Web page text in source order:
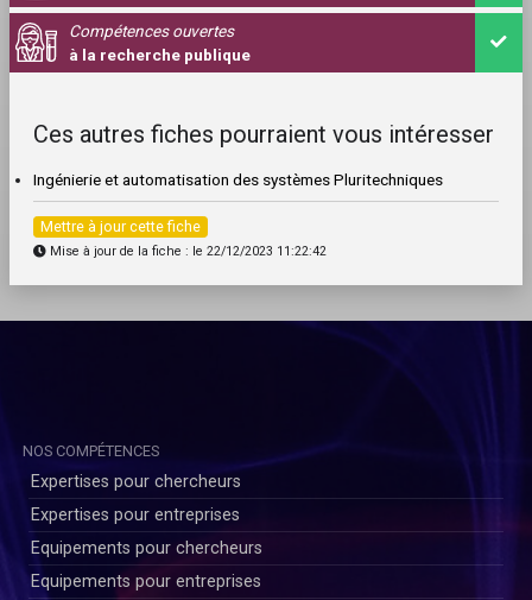
Compétences ouvertes
à la recherche publique
Ces autres fiches pourraient vous intéresser
Ingénierie et automatisation des systèmes Pluritechniques
Mettre à jour cette fiche
Mise à jour de la fiche : le 22/12/2023 11:22:42
NOS COMPÉTENCES
Expertises pour chercheurs
Expertises pour entreprises
Equipements pour chercheurs
Equipements pour entreprises